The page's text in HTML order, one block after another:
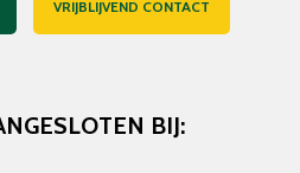
VRIJBLIJVEND CONTACT
BIJ: